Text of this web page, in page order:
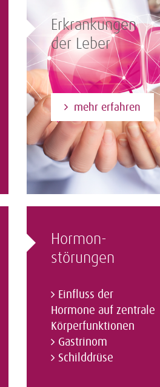
Erkrankungen
der Leber
mehr erfahren
Hormon­
störungen
Einfluss der
Hormone auf zentrale
Körperfunktionen
Gastrinom
Schilddrüse